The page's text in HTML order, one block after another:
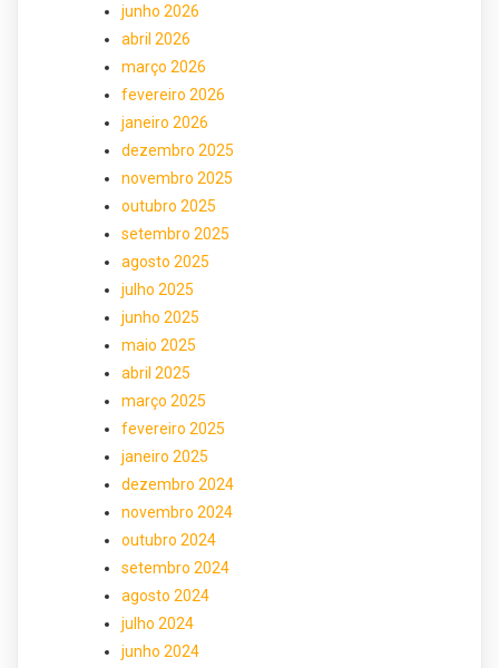
junho 2026
abril 2026
março 2026
fevereiro 2026
janeiro 2026
dezembro 2025
novembro 2025
outubro 2025
setembro 2025
agosto 2025
julho 2025
junho 2025
maio 2025
abril 2025
março 2025
fevereiro 2025
janeiro 2025
dezembro 2024
novembro 2024
outubro 2024
setembro 2024
agosto 2024
julho 2024
junho 2024